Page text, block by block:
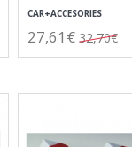
CAR+ACCESORIES
27,61€ 32,70€